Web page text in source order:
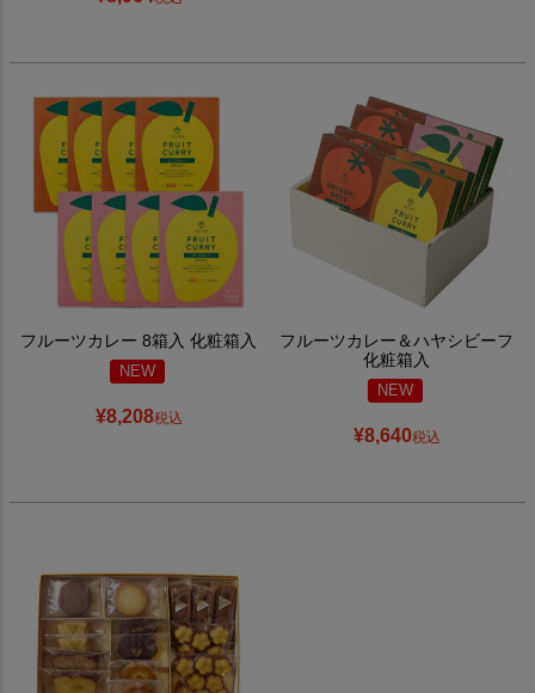
フルーツカレー 8箱入 化粧箱入
NEW
¥8,208税込
フルーツカレー＆ハヤシビーフ
化粧箱入
NEW
¥8,640税込